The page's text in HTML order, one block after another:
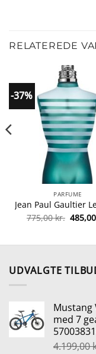
RELATEREDE
-37%
PARFUME
775,00kr. Den
485,00
kr..
UDVALGTE
Mustang
med 7
4.199,00